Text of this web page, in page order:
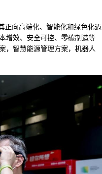
正向高端化、智能化和绿色化迈
增效、安全可控、零碳制造等
，智慧能源管理方案，机器人